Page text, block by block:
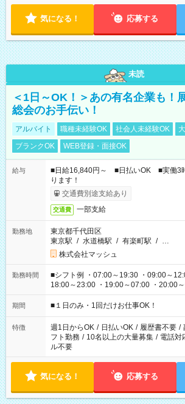
気になる！ 応募する
未読
＜1日～OK！＞あの有名企業も！
総会のお手伝い！
アルバイト 職種未経験OK 社会人未経験OK
ブランクOK
WEB登録・面接OK
給与
■日給16,840円～ ■日払いOK ■実働3
ります！
交通費別途支給あり
交通費 一部支給
勤務地
東京都千代田区
東京駅 / 水道橋駅 / 有楽町駅 / …
株式会社マッシュ
勤務時間
■シフト例 ・07:00～19:30 ・09:00～
18:00～23:00 ・19:00～07:00 ・20:00
etc ★最短で3時間で5,120円のお仕事から 15時間で2万円近く稼
げるお仕事も！ ご希望のお時間に合わせてご紹介！ ※シフトは
ください！
期間 ■１日のみ・1回だけお仕事OK！
特徴 週1日からOK / 日払いOK / 履歴書不要 /
フト勤務 / 10名以上の大量募集 / 電話対
ル不要
気になる！ 応募する